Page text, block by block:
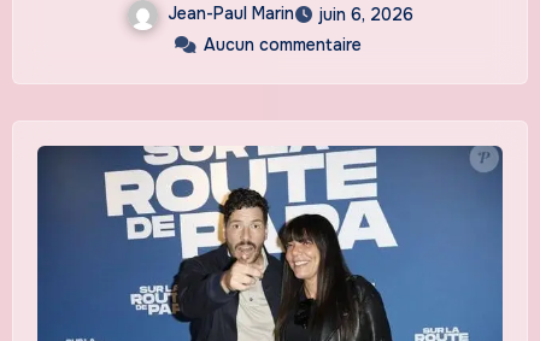
Jean-Paul Marin
juin 6, 2026
Aucun commentaire